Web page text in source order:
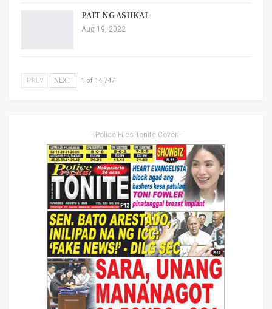
PAIT NG ASUKAL
Aug 19, 2022
PREV NEXT 1 of 14,747
- Police Files Tonite Cover -